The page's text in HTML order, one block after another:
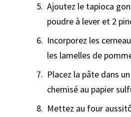
Ajoutez le tapioca
poudre à lever et 2
Incorporez les
les lamelles de
Placez la pâte dans
chemisé au papier
Mettez au four